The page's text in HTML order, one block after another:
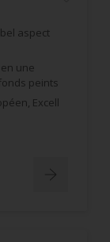
aspect
une
peints
Excell